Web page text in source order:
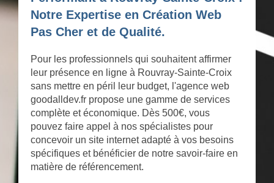
Notre Expertise en Création Web
Pas Cher et de Qualité.
Pour les professionnels qui souhaitent affirmer
leur présence en ligne à Rouvray-Sainte-Croix
sans mettre en péril leur budget, l'agence web
goodalldev.fr propose une gamme de services
complète et économique. Dès 500€, vous
pouvez faire appel à nos spécialistes pour
concevoir un site internet adapté à vos besoins
spécifiques et bénéficier de notre savoir-faire en
matière de référencement.